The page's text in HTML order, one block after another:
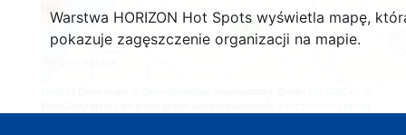
Warstwa HORIZON Hot Spots wyświetla mapę,
pokazuje zagęszczenie organizacji na mapie.
7
160